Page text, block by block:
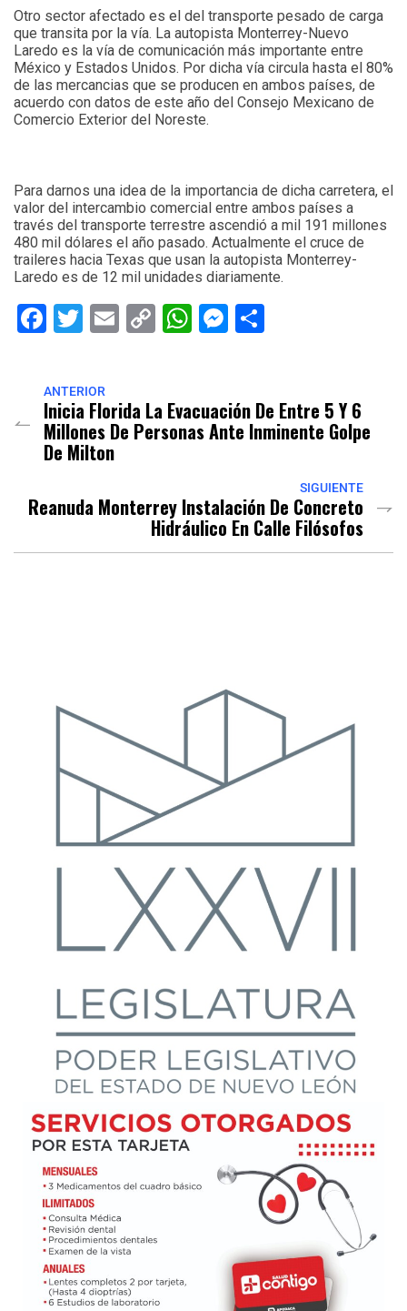
Otro sector afectado es el del transporte pesado de carga
que transita por la vía. La autopista Monterrey-Nuevo
Laredo es la vía de comunicación más importante entre
México y Estados Unidos. Por dicha vía circula hasta el 80%
de las mercancias que se producen en ambos países, de
acuerdo con datos de este año del Consejo Mexicano de
Comercio Exterior del Noreste.
Para darnos una idea de la importancia de dicha carretera, el
valor del intercambio comercial entre ambos países a
través del transporte terrestre ascendió a mil 191 millones
480 mil dólares el año pasado. Actualmente el cruce de
traileres hacia Texas que usan la autopista Monterrey-
Laredo es de 12 mil unidades diariamente.
Facebook
Twitter
EmailCopyWhatsApp
Messenger
ANTERIOR
Inicia Florida La Evacuación De Entre 5 Y 6
Millones De Personas Ante Inminente Golpe
De Milton
SIGUIENTE
Reanuda Monterrey Instalación De Concreto
Hidráulico En Calle Filósofos